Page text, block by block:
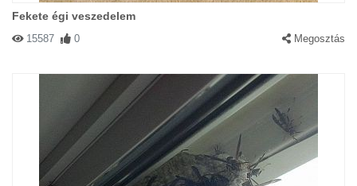
Fekete égi veszedelem
15587 0 Megosztás